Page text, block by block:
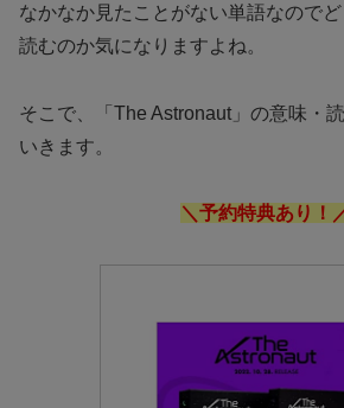
なかなか見たことがない単語なので
読むのか気になりますよね。
そこで、「The Astronaut」の意味・
いきます。
＼予約特典あり！